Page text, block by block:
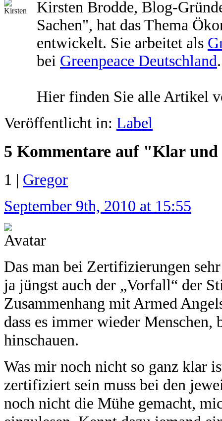
Kirsten Brodde, Blog-
Sachen", hat das Thema
entwickelt. Sie arbeitet als
bei Greenpeace Deutschland.
Hier finden Sie alle Artikel
Veröffentlicht in: Label
5 Kommentare auf "Klar
1 | Gregor
September 9th, 2010 at 15:55
Das man bei Zertifizierungen
ja jüngst auch der „Vorfall“ der
Zusammenhang mit Armed
dass es immer wieder
hinschauen.
Was mir noch nicht so ganz klar
zertifiziert sein muss bei den
noch nicht die Mühe gemacht,